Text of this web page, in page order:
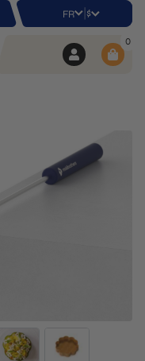
FR | $
0